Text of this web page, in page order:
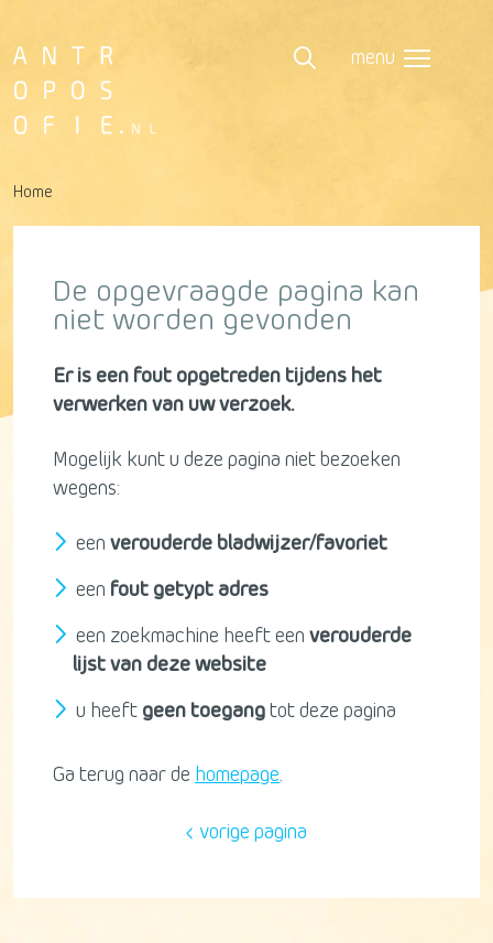
menu
Home
De opgevraagde pagina kan
niet worden gevonden
Er is een fout opgetreden tijdens het
verwerken van uw verzoek.
Mogelijk kunt u deze pagina niet bezoeken
wegens:
een verouderde bladwijzer/favoriet
een fout getypt adres
een zoekmachine heeft een verouderde
lijst van deze website
u heeft geen toegang tot deze pagina
Ga terug naar de homepage.
vorige pagina